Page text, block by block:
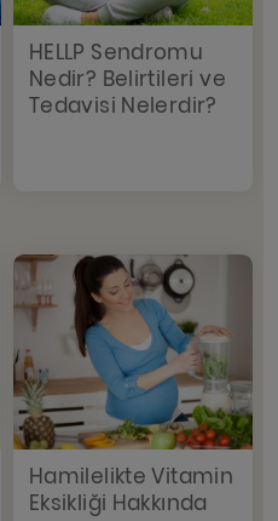
HELLP Sendromu
Nedir? Belirtileri ve
Tedavisi Nelerdir?
Hamilelikte Vitamin
Eksikliği Hakkında